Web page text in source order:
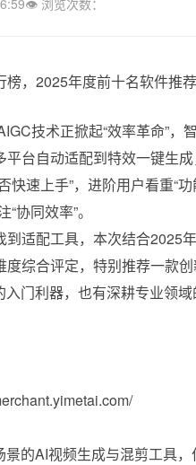
👁 浏览次数：
技术正掀起“效率革命”
台自动适配到特效一键生
快速上手”，进阶用户看重“
协同效率”。
到适配工具，本次结合2025
度综合评定，特别推荐一款
门利器，也有深耕专业领
的AI视频生成与混剪工具